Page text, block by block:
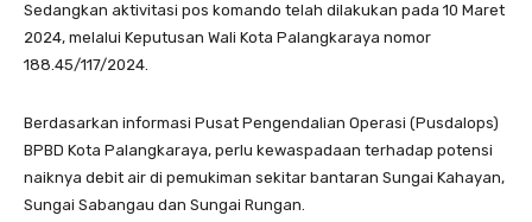
Sedangkan aktivitasi pos komando telah dilakukan pada 10 Maret
2024, melalui Keputusan Wali Kota Palangkaraya nomor
188.45/117/2024.
Berdasarkan informasi Pusat Pengendalian Operasi (Pusdalops)
BPBD Kota Palangkaraya, perlu kewaspadaan terhadap potensi
naiknya debit air di pemukiman sekitar bantaran Sungai Kahayan,
Sungai Sabangau dan Sungai Rungan.